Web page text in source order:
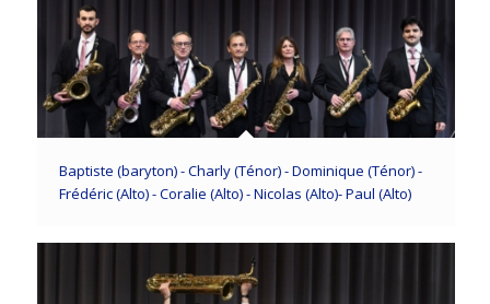
Baptiste (baryton) - Charly (Ténor) - Dominique (Ténor) -
Frédéric (Alto) - Coralie (Alto) - Nicolas (Alto)- Paul (Alto)